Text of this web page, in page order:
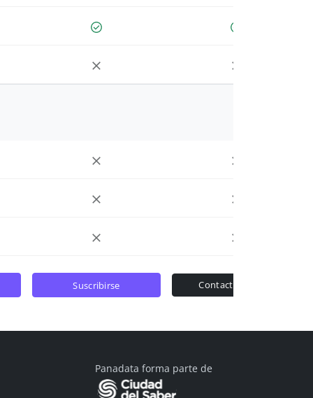
suscribirse contactar ventas
Panadata forma parte de